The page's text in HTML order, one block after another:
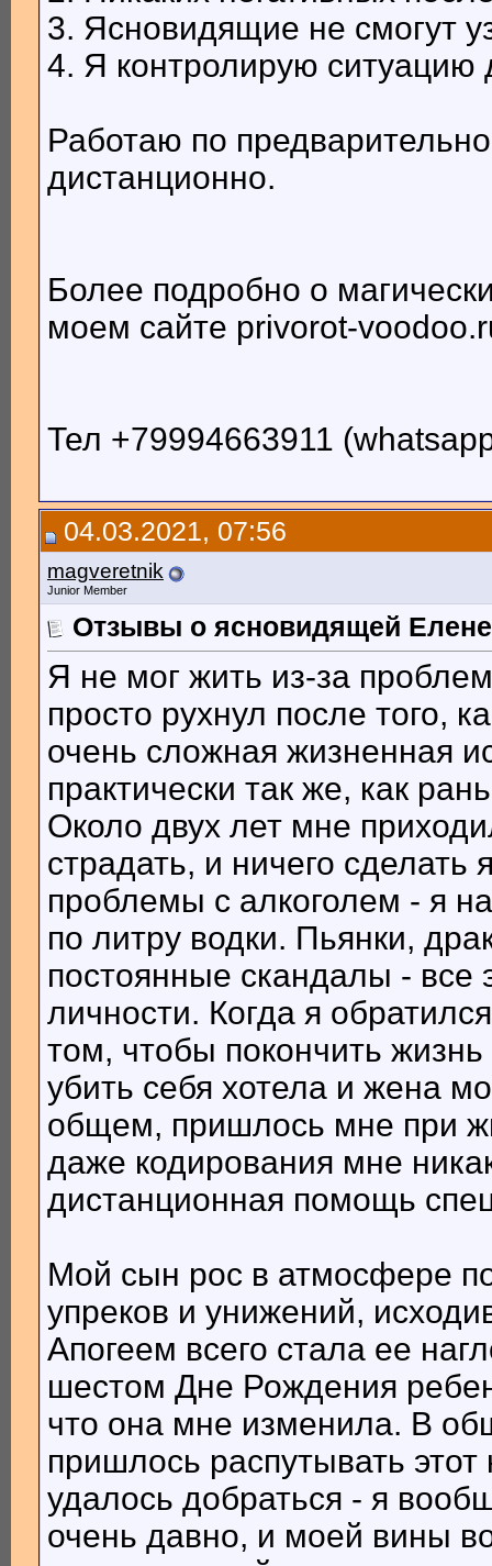
3. Ясновидящие не смогут
4. Я контролирую ситуацию
Работаю по
дистанционно.
Более подробно о
моем сайте privorot-
Тел +79994663911
04.03.2021, 07:56
magveretnik
Junior Member
Отзывы о ясновидящей
Я не мог жить из-за
просто рухнул после того,
очень сложная жизненная
практически так же, как
Около двух лет мне
страдать, и ничего сделать
проблемы с алкоголем - я
по литру водки. Пьянки,
постоянные скандалы - все
личности. Когда я
том, чтобы покончить
убить себя хотела и жена
общем, пришлось мне при
даже кодирования мне
дистанционная помощь
Мой сын рос в атмосфере
упреков и унижений,
Апогеем всего стала ее
шестом Дне Рождения
что она мне изменила. В
пришлось распутывать
удалось добраться - я
очень давно, и моей вины